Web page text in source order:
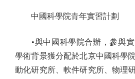
中國科學院青年實習計劃
•與中國科學院合辦，參與實
學術背景獲分配於北京中國科學
動化研究所、軟件研究所、物理